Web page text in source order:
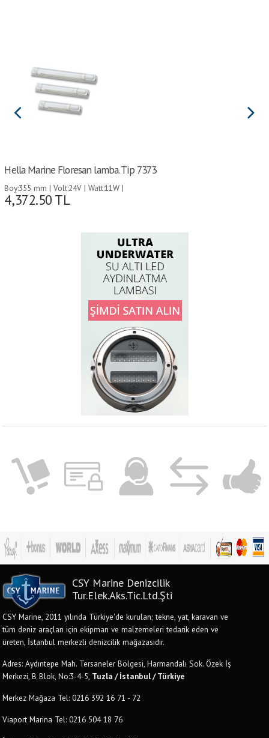
Hella Marine Floresan lamba. Tip 7373
Boy:355 mm | Volt:24V | Watt:11W |
4,372.50 TL
CSY Marine Denizcilik
Tur.Elek.Aks.Tic.Ltd.Şti
CSY Marine, 2011 yılında Türkiye'de kurulan; tekne, yat, karavan ve
tüm deniz araçları için ekipman ve malzemeleri tedarik eden ve
üreten, İstanbul merkezli denizcilik mağazasıdır.
Adres: Aydıntepe Mah. Tersaneler Bölgesi, Harmandalı Sok. Özek İş
Merkezi, B Blok, No:3-4-5, Tuzla / İstanbul / Türkiye
Merkez Mağaza Tel: 0216 392 16 71 - 72
Viaport Marina Tel: 0216 504 18 76